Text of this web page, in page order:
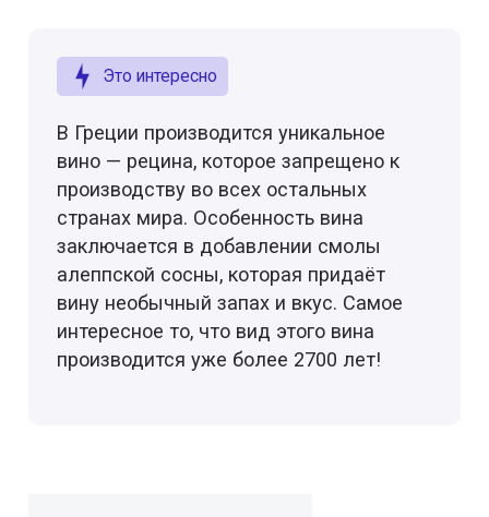
Это интересно
В Греции производится уникальное
вино — рецина, которое запрещено к
производству во всех остальных
странах мира. Особенность вина
заключается в добавлении смолы
алеппской сосны, которая придаёт
вину необычный запах и вкус. Самое
интересное то, что вид этого вина
производится уже более 2700 лет!